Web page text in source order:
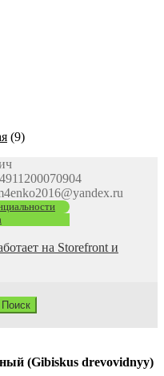
(9)
на Storefront и
Поиск
(Gibiskus drevovidnyy)